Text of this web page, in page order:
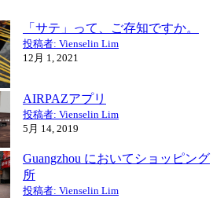
「サテ」って、ご存知ですか。
投稿者: Vienselin Lim
12月 1, 2021
AIRPAZアプリ
投稿者: Vienselin Lim
5月 14, 2019
Guangzhou においてショッピング
所
投稿者: Vienselin Lim